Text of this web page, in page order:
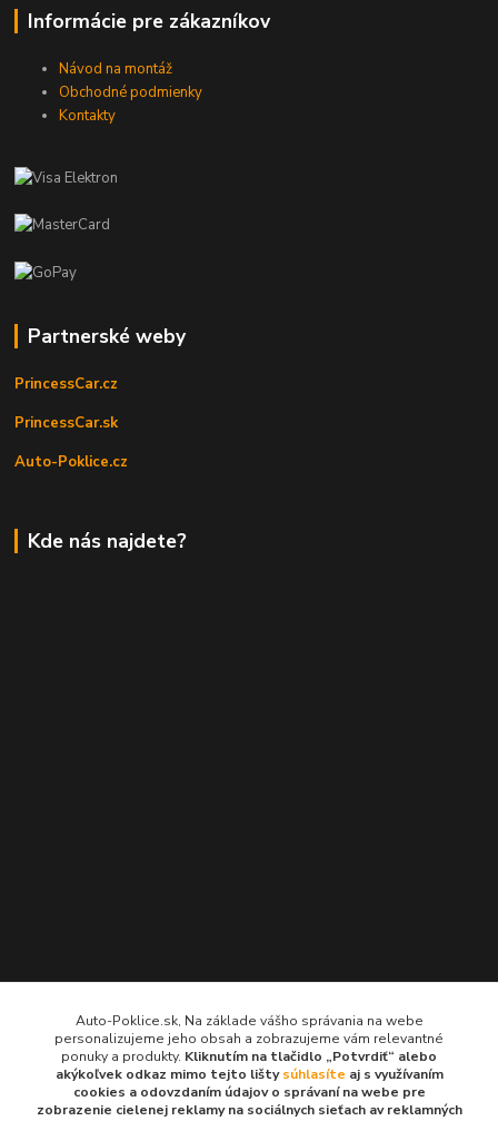
Informácie pre zákazníkov
Návod na montáž
Obchodné podmienky
Kontakty
Partnerské weby
PrincessCar.cz
PrincessCar.sk
Auto-Poklice.cz
Kde nás najdete?
Kontakty
Auto-Poklice.sk
(Po-Pia, 8-16 hod.)
info@auto-poklice.sk
Auto-Poklice.sk, Na základe vášho správania na webe
personalizujeme jeho obsah a zobrazujeme vám relevantné
ponuky a produkty. Kliknutím na tlačidlo „Potvrdiť“ alebo
akýkoľvek odkaz mimo tejto lištysúhlasíte aj s využívaním
cookies a odovzdaním údajov o správaní na webe pre
zobrazenie cielenej reklamy na sociálnych sieťach av reklamných